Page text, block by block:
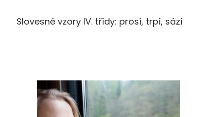
Slovesné vzory IV. třídy: prosí, trpí, sází